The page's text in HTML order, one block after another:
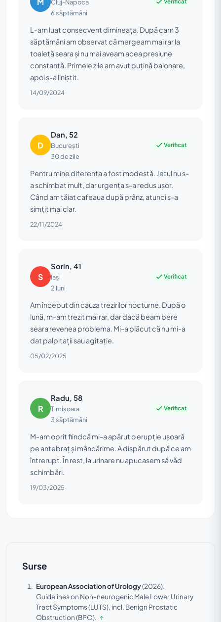
Cluj-Napoca
6 săptămâni
L-am luat consecvent dimineața. După cam 3
săptămâni am observat că mergeam mai rar la
toaletă seara și nu mai aveam acea presiune
constantă. Primele zile am avut puțină balonare,
apoi s-a liniștit.
14/09/2024
D
Dan, 52
București
30 de zile
Verificat
Pentru mine diferența a fost modestă. Jetul nu s-
a schimbat mult, dar urgența s-a redus ușor.
Când am tăiat cafeaua după prânz, atunci s-a
simțit mai clar.
22/11/2024
S
Sorin, 41
Iași
2 luni
Verificat
Am început din cauza trezirilor nocturne. După o
lună, m-am trezit mai rar, dar dacă beam bere
seara revenea problema. Mi-a plăcut că nu mi-a
dat palpitații sau agitație.
05/02/2025
R
Radu, 58
Timișoara
3 săptămâni
Verificat
M-am oprit fiindcă mi-a apărut o erupție ușoară
pe antebraț și mâncărime. A dispărut după ce am
întrerupt. În rest, la urinare nu apucasem să văd
schimbări.
19/03/2025
Surse
European Association of Urology(2026).
Guidelines on Non-neurogenic Male Lower Urinary
Tract Symptoms (LUTS), incl. Benign Prostatic
Obstruction (BPO). ↑